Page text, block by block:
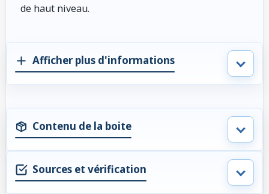
de haut niveau.
Afficher plus d'informations
Contenu de la boite
Sources et vérification